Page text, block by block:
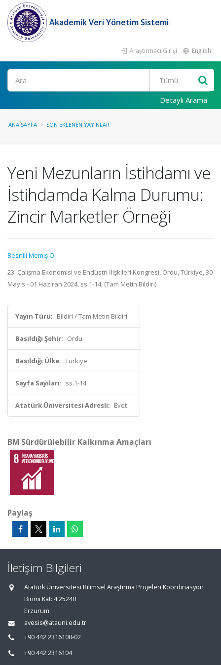
Akademik Veri Yönetim Sistemi
Araştırmacı Girişi English
Ara
Detaylı Arama
ANA SAYFA SON EKLENEN YAYINLAR
Yeni Mezunların İstihdamı ve
İstihdamda Kalma Durumu:
Zincir Marketler Örneği
Besnili Memiş O.
23. Çalışma Ekonomisi ve Endüstri İlişkileri Kongresi, Ordu, Türkiye, 30
Mayıs - 01 Haziran 2024, ss.1-14, (Tam Metin Bildiri)
Yayın Türü: Bildiri / Tam Metin Bildiri
Basıldığı Şehir: Ordu
Basıldığı Ülke: Türkiye
Sayfa Sayıları: ss.1-14
Atatürk Üniversitesi Adresli: Evet
BM Sürdürülebilir Kalkınma Amaçları
Paylaş
İletişim Bilgileri
Atatürk Üniversitesi Bilimsel Araştırma Projeleri Koordinasyon
Birimi Kat: 4 25240
Erzurum
avesis@atauni.edu.tr
+90 442 2316100-02
+90 442 2316104